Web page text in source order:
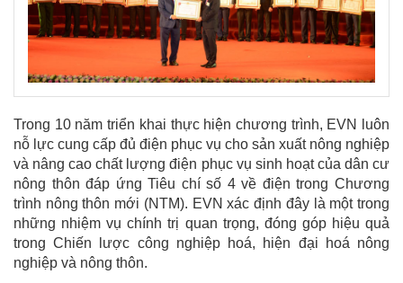
Trong 10 năm triển khai thực hiện chương trình, EVN luôn
nỗ lực cung cấp đủ điện phục vụ cho sản xuất nông nghiệp
và nâng cao chất lượng điện phục vụ sinh hoạt của dân cư
nông thôn đáp ứng Tiêu chí số 4 về điện trong Chương
trình nông thôn mới (NTM). EVN xác định đây là một trong
những nhiệm vụ chính trị quan trọng, đóng góp hiệu quả
trong Chiến lược công nghiệp hoá, hiện đại hoá nông
nghiệp và nông thôn.